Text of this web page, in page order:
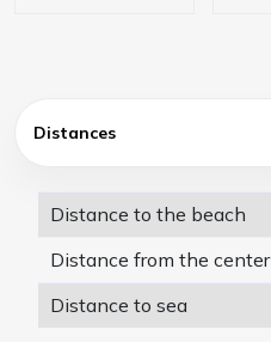
Distances
Distance to the beach
Distance from the center
Distance to sea